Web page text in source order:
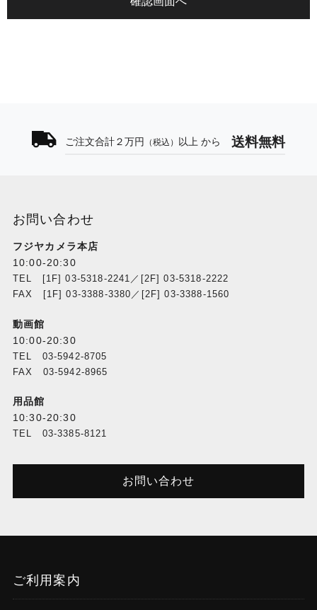
ご注文合計２万円 （税込） 以上 から 送料無料
お問い合わせ
フジヤカメラ本店
10:00-20:30
TEL [1F] 03-5318-2241／[2F] 03-5318-2222
FAX [1F] 03-3388-3380／[2F] 03-3388-1560
動画館
10:00-20:30
TEL 03-5942-8705
FAX 03-5942-8965
用品館
10:30-20:30
TEL 03-3385-8121
お問い合わせ
ご利用案内